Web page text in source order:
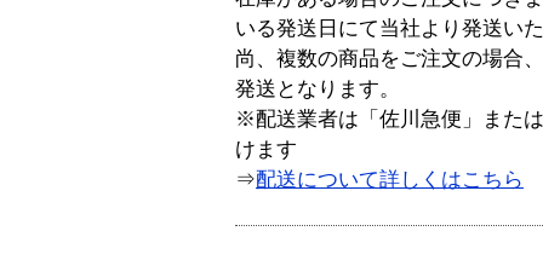
いる発送日にて当社より発送い
尚、複数の商品をご注文の場合
発送となります。
※配送業者は「佐川急便」また
けます
⇒配送について詳しくはこちら